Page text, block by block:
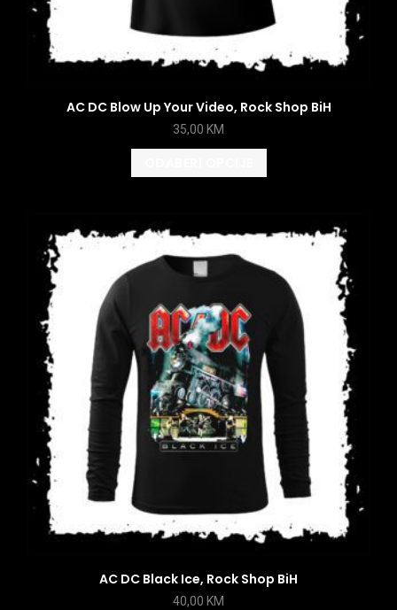
AC DC Blow Up Your Video, Rock Shop BiH
35,00 KM
AC DC Black Ice, Rock Shop BiH
40,00 KM